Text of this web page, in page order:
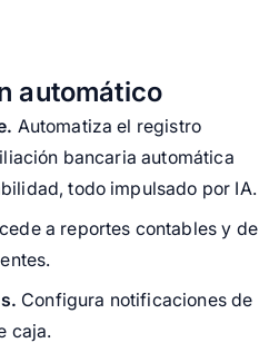
automático
Automatiza el registro
bancaria automática
todo impulsado por IA.
a reportes contables y de
Configura notificaciones de
caja.